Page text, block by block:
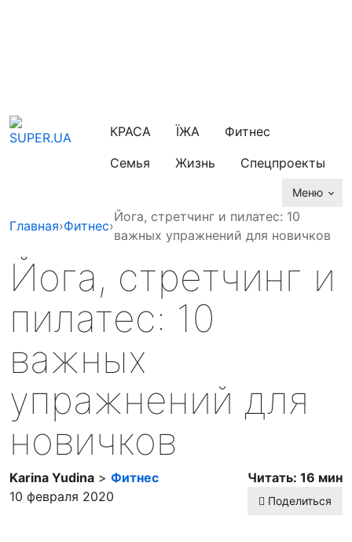
КРАСА ЇЖА
Фитнес
Семья
Жизнь Спецпроекты
Меню
Главная›Фитнес›
Йога, стретчинг и пилатес: 10
важных упражнений для новичков
Йога, стретчинг и
пилатес: 10
важных
упражнений для
новичков
Karina Yudina > Фитнес
10 февраля 2020
Читать: 16 мин
Поделиться